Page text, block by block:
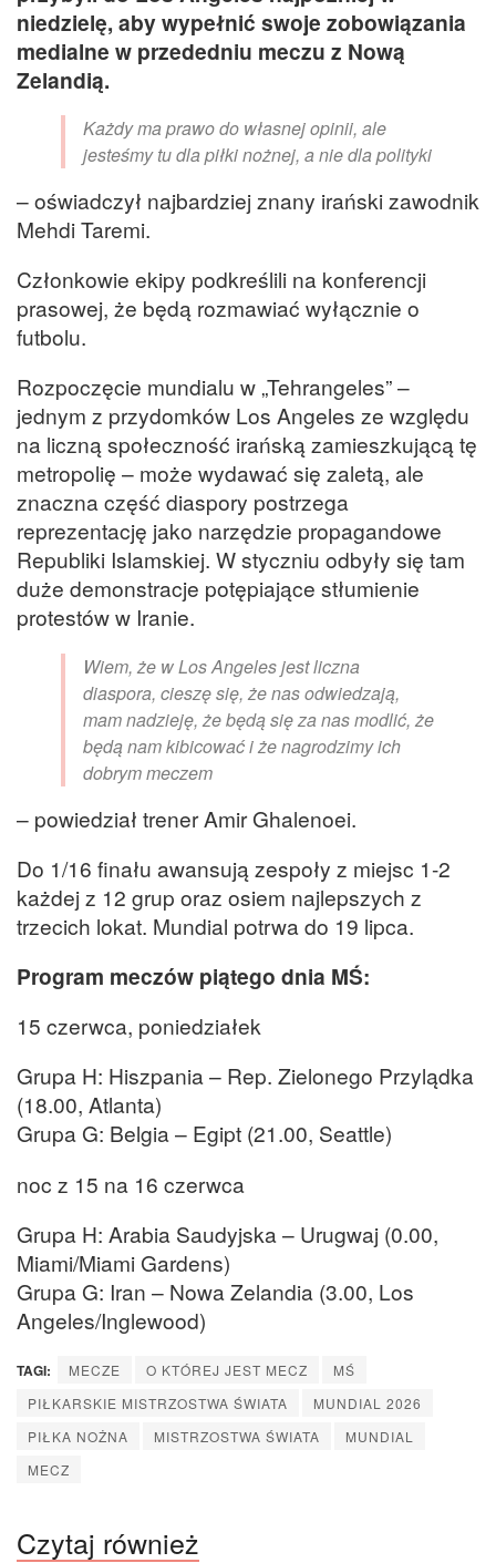
niedzielę, aby wypełnić swoje zobowiązania
medialne w przededniu meczu z Nową
Zelandią.
Każdy ma prawo do własnej opinii, ale
jesteśmy tu dla piłki nożnej, a nie dla polityki
– oświadczył najbardziej znany irański zawodnik
Mehdi Taremi.
Członkowie ekipy podkreślili na konferencji
prasowej, że będą rozmawiać wyłącznie o
futbolu.
Rozpoczęcie mundialu w „Tehrangeles” –
jednym z przydomków Los Angeles ze względu
na liczną społeczność irańską zamieszkującą tę
metropolię – może wydawać się zaletą, ale
znaczna część diaspory postrzega
reprezentację jako narzędzie propagandowe
Republiki Islamskiej. W styczniu odbyły się tam
duże demonstracje potępiające stłumienie
protestów w Iranie.
Wiem, że w Los Angeles jest liczna
diaspora, cieszę się, że nas odwiedzają,
mam nadzieję, że będą się za nas modlić, że
będą nam kibicować i że nagrodzimy ich
dobrym meczem
– powiedział trener Amir Ghalenoei.
Do 1/16 finału awansują zespoły z miejsc 1-2
każdej z 12 grup oraz osiem najlepszych z
trzecich lokat. Mundial potrwa do 19 lipca.
Program meczów piątego dnia MŚ:
15 czerwca, poniedziałek
Grupa H: Hiszpania – Rep. Zielonego Przylądka
(18.00, Atlanta)
Grupa G: Belgia – Egipt (21.00, Seattle)
noc z 15 na 16 czerwca
Grupa H: Arabia Saudyjska – Urugwaj (0.00,
Miami/Miami Gardens)
Grupa G: Iran – Nowa Zelandia (3.00, Los
Angeles/Inglewood)
TAGI: MECZE O KTÓREJ JEST MECZ
MŚ
PIŁKARSKIE MISTRZOSTWA ŚWIATA
MUNDIAL 2026
PIŁKA NOŻNA
MISTRZOSTWA ŚWIATA
MUNDIAL
MECZ
Czytaj również